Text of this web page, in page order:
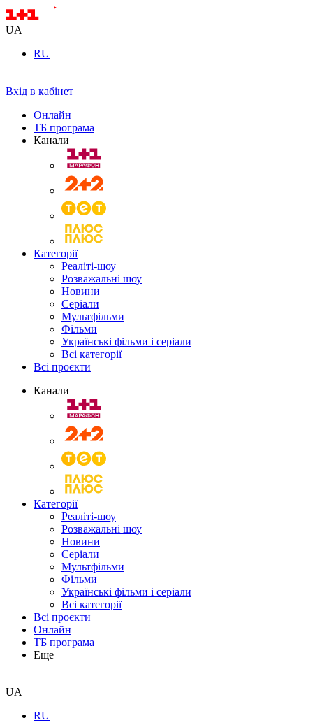
UA
RU
Вхід в кабінет
Онлайн
ТБ програма
Канали
Категорії
Реаліті-шоу
Розважальні шоу
Новини
Серіали
Мультфільми
Фільми
Українські фільми і серіали
Всі категорії
Всі проєкти
Канали
Категорії
Реаліті-шоу
Розважальні шоу
Новини
Серіали
Мультфільми
Фільми
Українські фільми і серіали
Всі категорії
Всі проєкти
Онлайн
ТБ програма
Еще
UA
RU